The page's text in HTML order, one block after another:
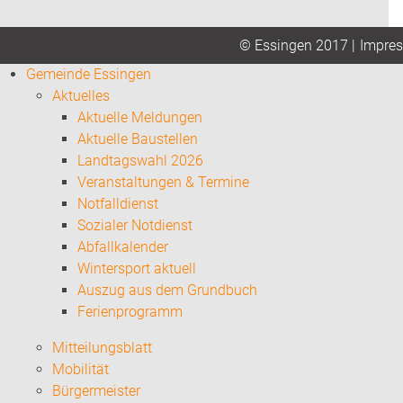
© Essingen 2017 |
Gemeinde Essingen
Aktuelles
Aktuelle Meldungen
Aktuelle Baustellen
Landtagswahl 2026
Veranstaltungen & Termine
Notfalldienst
Sozialer Notdienst
Abfallkalender
Wintersport aktuell
Auszug aus dem Grundbuch
Ferienprogramm
Mitteilungsblatt
Mobilität
Bürgermeister